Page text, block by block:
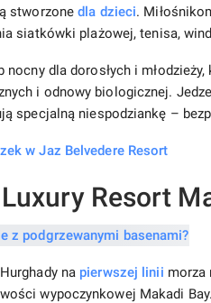
stworzonedla dzieci.
siatkówki plażowej, tenisa,
dla dorosłych i
i odnowy biologicznej.
specjalną niespodziankę –
w Jaz Belvedere Resort
Resort
na pierwszej linii morza
wypoczynkowej Makadi